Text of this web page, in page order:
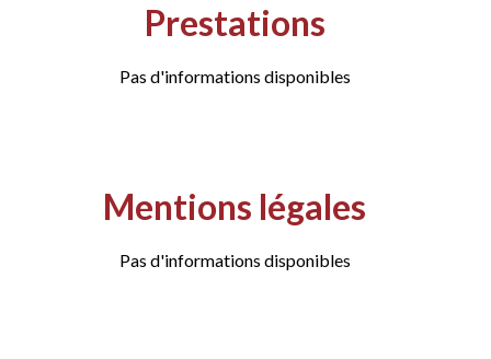
Prestations
Pas d'informations disponibles
Mentions légales
Pas d'informations disponibles